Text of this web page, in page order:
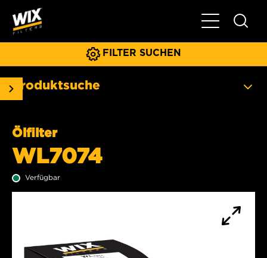
FILTER SUCHEN
Produktsuche
Ölfilter
WL7074
Verfügbar